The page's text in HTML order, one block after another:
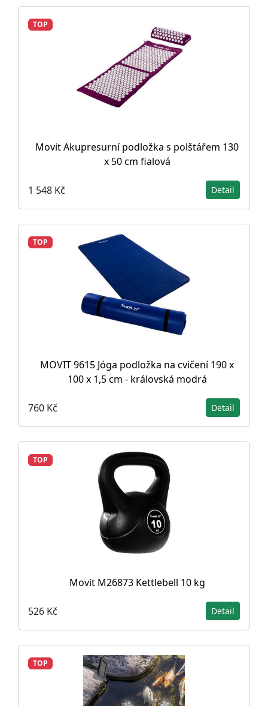
TOP
Movit Akupresurní podložka s polštářem 130
x 50 cm fialová
1 548 Kč Detail
TOP
MOVIT 9615 Jóga podložka na cvičení 190 x
100 x 1,5 cm - královská modrá
760 Kč Detail
TOP
Movit M26873 Kettlebell 10 kg
526 Kč Detail
TOP